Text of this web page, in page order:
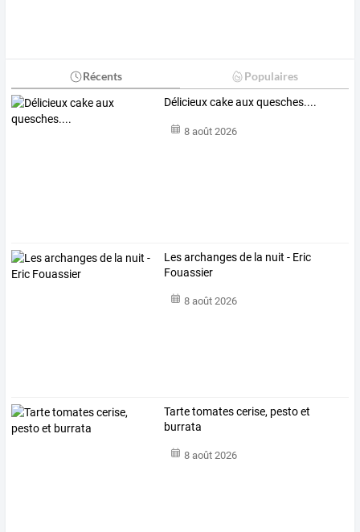
Récents Populaires
Délicieux cake aux quesches....
8 août 2026
Les archanges de la nuit - Eric
Fouassier
8 août 2026
Tarte tomates cerise, pesto et
burrata
8 août 2026